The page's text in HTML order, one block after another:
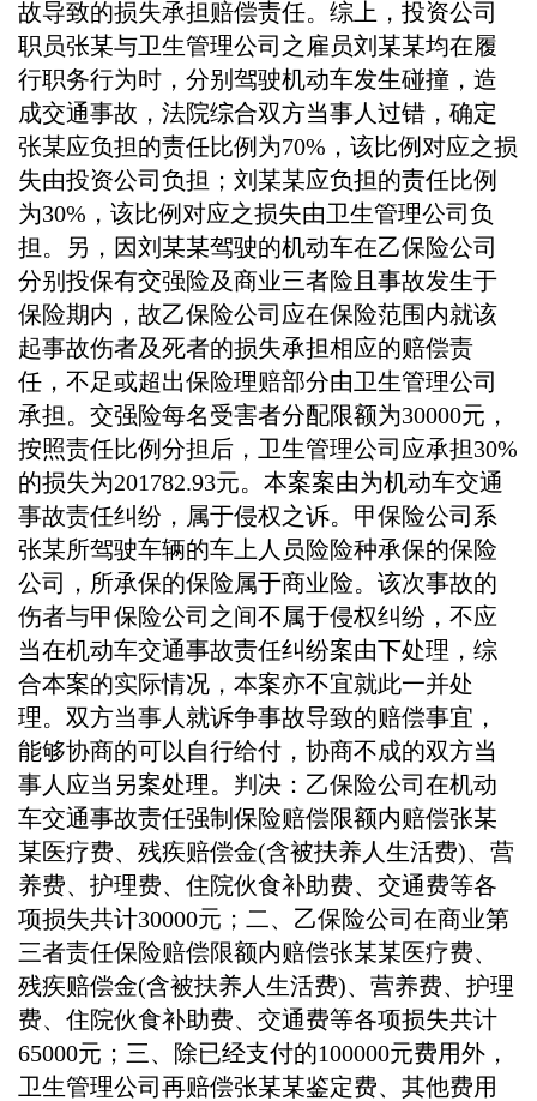
故导致的损失承担赔偿责任。综上，投资公司
职员张某与卫生管理公司之雇员刘某某均在履
行职务行为时，分别驾驶机动车发生碰撞，造
成交通事故，法院综合双方当事人过错，确定
张某应负担的责任比例为70%，该比例对应之损
失由投资公司负担；刘某某应负担的责任比例
为30%，该比例对应之损失由卫生管理公司负
担。另，因刘某某驾驶的机动车在乙保险公司
分别投保有交强险及商业三者险且事故发生于
保险期内，故乙保险公司应在保险范围内就该
起事故伤者及死者的损失承担相应的赔偿责
任，不足或超出保险理赔部分由卫生管理公司
承担。交强险每名受害者分配限额为30000元，
按照责任比例分担后，卫生管理公司应承担30%
的损失为201782.93元。本案案由为机动车交通
事故责任纠纷，属于侵权之诉。甲保险公司系
张某所驾驶车辆的车上人员险险种承保的保险
公司，所承保的保险属于商业险。该次事故的
伤者与甲保险公司之间不属于侵权纠纷，不应
当在机动车交通事故责任纠纷案由下处理，综
合本案的实际情况，本案亦不宜就此一并处
理。双方当事人就诉争事故导致的赔偿事宜，
能够协商的可以自行给付，协商不成的双方当
事人应当另案处理。判决：乙保险公司在机动
车交通事故责任强制保险赔偿限额内赔偿张某
某医疗费、残疾赔偿金(含被扶养人生活费)、营
养费、护理费、住院伙食补助费、交通费等各
项损失共计30000元；二、乙保险公司在商业第
三者责任保险赔偿限额内赔偿张某某医疗费、
残疾赔偿金(含被扶养人生活费)、营养费、护理
费、住院伙食补助费、交通费等各项损失共计
65000元；三、除已经支付的100000元费用外，
卫生管理公司再赔偿张某某鉴定费、其他费用